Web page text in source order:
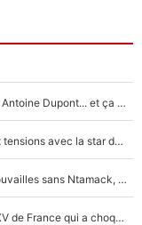
Un joueur dévoile la méthode secrète pour battre Antoine Dupont... et ça marche !
Clash avec Antoine Dupont : Un joueur réagit aux tensions avec la star du XV de France !
Matthieu Jalibert avec Antoine Dupont : Les retrouvailles sans Ntamack, «il y a eu des discussions»
«Il est complètement fou ce mec» : Le joueur du XV de France qui a choqué Matthieu Jalibert !